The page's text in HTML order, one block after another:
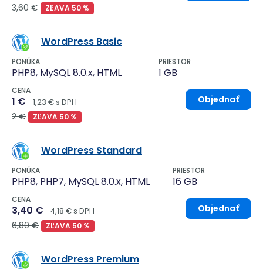
3,60 € ZĽAVA 50 %
WordPress Basic
PONÚKA
PHP8, MySQL 8.0.x, HTML
PRIESTOR
1 GB
CENA
1 € 1,23 € s DPH
2 € ZĽAVA 50 %
Objednať
WordPress Standard
PONÚKA
PHP8, PHP7, MySQL 8.0.x, HTML
PRIESTOR
16 GB
CENA
3,40 € 4,18 € s DPH
6,80 € ZĽAVA 50 %
Objednať
WordPress Premium